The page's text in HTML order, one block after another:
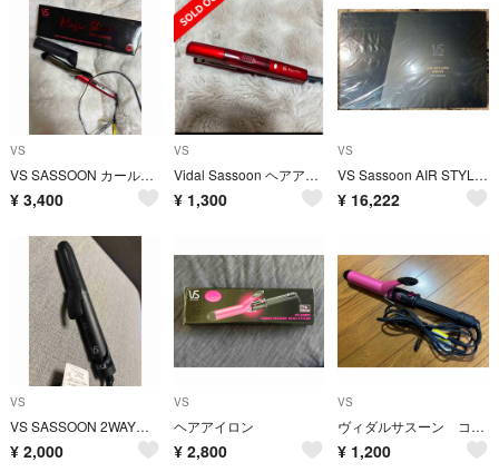
VS
VS SASSOON カールアイロン マジックシャイン ヘアアイロン VSI-3
¥ 3,400
VS
Vidal Sassoon ヘアアイロン VSS-3001/RJ
¥ 1,300
VS
VS Sassoon AIR STYLING DRYER VSD-1280/KJ
¥ 16,222
VS
VS SASSOON 2WAYヘアアイロン VSI-3050/KJ
¥ 2,000
VS
ヘアアイロン
¥ 2,800
VS
ヴィダルサスーン コテ VSI-3206
¥ 1,200